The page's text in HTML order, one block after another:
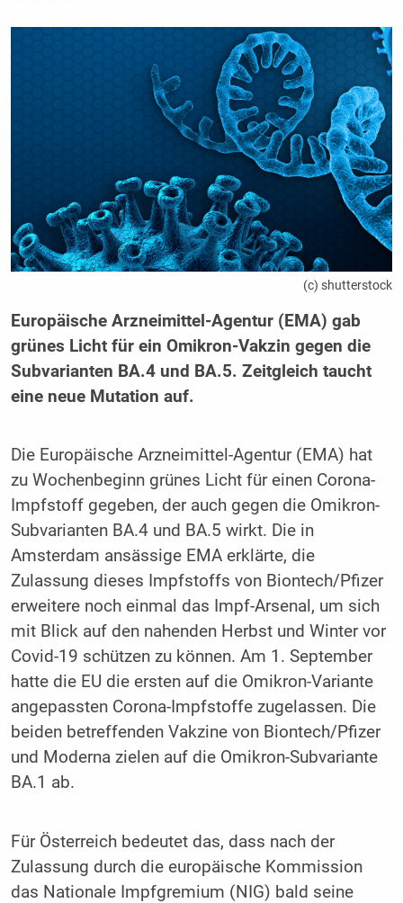
(c) shutterstock
Europäische Arzneimittel-Agentur (EMA) gab
grünes Licht für ein Omikron-Vakzin gegen die
Subvarianten BA.4 und BA.5. Zeitgleich taucht
eine neue Mutation auf.
Die Europäische Arzneimittel-Agentur (EMA) hat
zu Wochenbeginn grünes Licht für einen Corona-
Impfstoff gegeben, der auch gegen die Omikron-
Subvarianten BA.4 und BA.5 wirkt. Die in
Amsterdam ansässige EMA erklärte, die
Zulassung dieses Impfstoffs von Biontech/Pfizer
erweitere noch einmal das Impf-Arsenal, um sich
mit Blick auf den nahenden Herbst und Winter vor
Covid-19 schützen zu können. Am 1. September
hatte die EU die ersten auf die Omikron-Variante
angepassten Corona-Impfstoffe zugelassen. Die
beiden betreffenden Vakzine von Biontech/Pfizer
und Moderna zielen auf die Omikron-Subvariante
BA.1 ab.
Für Österreich bedeutet das, dass nach der
Zulassung durch die europäische Kommission
das Nationale Impfgremium (NIG) bald seine